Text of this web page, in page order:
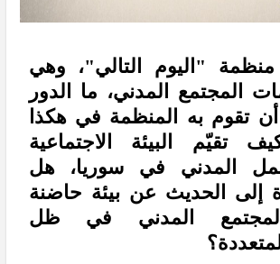
"اليوم التالي"، وهي
المجتمع المدني، ما الدور
تقوم به المنظمة في هكذا
تقيّم البيئة الاجتماعية
المدني في سوريا، هل
إلى الحديث عن بيئة حاضنة
المدني في ظل